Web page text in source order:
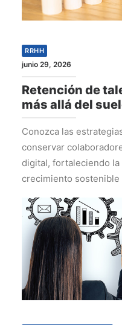
RRHH
junio 29, 2026
Retención de
más allá del
Conozca las
conservar
digital, fortaleciendo
crecimiento sostenible